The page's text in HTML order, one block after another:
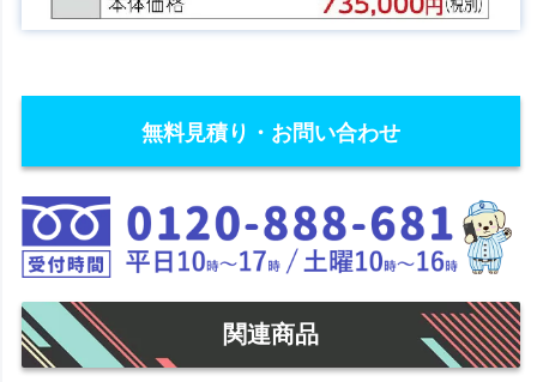
無料見積り・お問い合わせ
関連商品